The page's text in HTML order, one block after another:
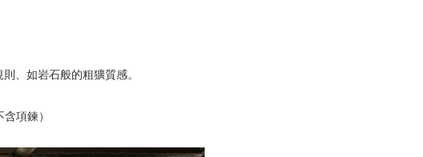
、如岩石般的粗獷質感。
項鍊）